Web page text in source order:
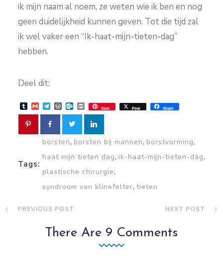
ik mijn naam al noem, ze weten wie ik ben en nog
geen duidelijkheid kunnen geven. Tot die tijd zal
ik wel vaker een “Ik-haat-mijn-tieten-dag”
hebben.
Deel dit:
Tumblr
GmailTelegram
WordPress
Outlook.com
PrintSave Post Share
Tags:
borsten, borsten bij mannen, borstvorming,
haat mijn tieten dag, ik-haat-mijn-tieten-dag,
plastische chirurgie,
syndroom van klinefelter, tieten
PREVIOUS POST NEXT POST
There Are 9 Comments